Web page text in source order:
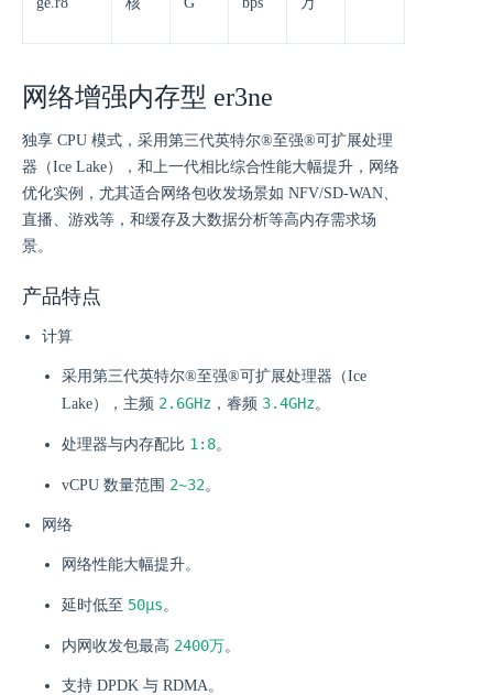
网络增强内存型 er3ne
独享 CPU 模式，采用第三代英特尔®至强®可扩展处理
器（Ice Lake），和上一代相比综合性能大幅提升，网络
优化实例，尤其适合网络包收发场景如 NFV/SD-WAN、
直播、游戏等，和缓存及大数据分析等高内存需求场
景。
产品特点
计算
采用第三代英特尔®至强®可扩展处理器（Ice
Lake），主频 2.6GHz ，睿频 3.4GHz。
处理器与内存配比 1:8。
vCPU 数量范围 2~32。
网络
网络性能大幅提升。
延时低至 50μs。
内网收发包最高 2400万。
支持 DPDK 与 RDMA。